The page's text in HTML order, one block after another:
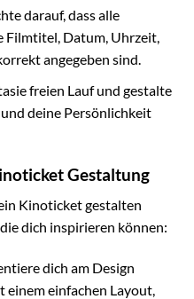
darauf, dass alle
Datum, Uhrzeit,
angegeben sind.
freien Lauf und gestalte
deine Persönlichkeit
Gestaltung
Kinoticket gestalten
dich inspirieren können:
dich am Design
einfachen Layout,